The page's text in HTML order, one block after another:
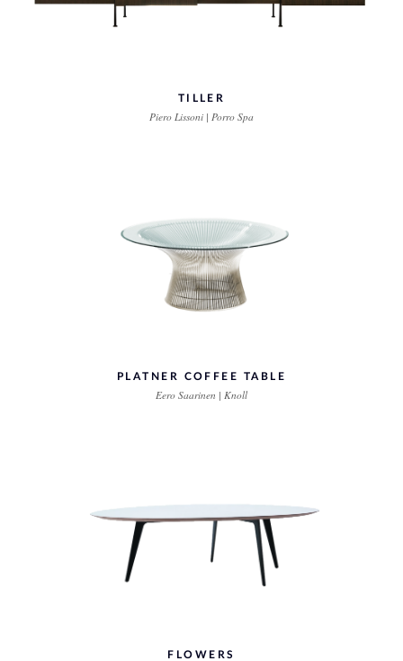
TILLER
Piero Lissoni | Porro Spa
PLATNER COFFEE TABLE
Eero Saarinen | Knoll
FLOWERS